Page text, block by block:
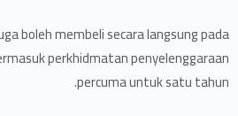
boleh membeli secara langsung pada
perkhidmatan penyelenggaraan
percuma untuk satu tahun.